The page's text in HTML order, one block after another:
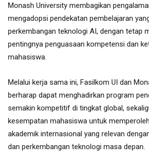
Monash University membagikan
mengadopsi pendekatan pembelajaran
perkembangan teknologi AI, dengan tetap
pentingnya penguasaan kompetensi dan
mahasiswa.
Melalui kerja sama ini, Fasilkom UI dan
berharap dapat menghadirkan program
semakin kompetitif di tingkat global,
kesempatan mahasiswa untuk
akademik internasional yang relevan
dan perkembangan teknologi masa depan.